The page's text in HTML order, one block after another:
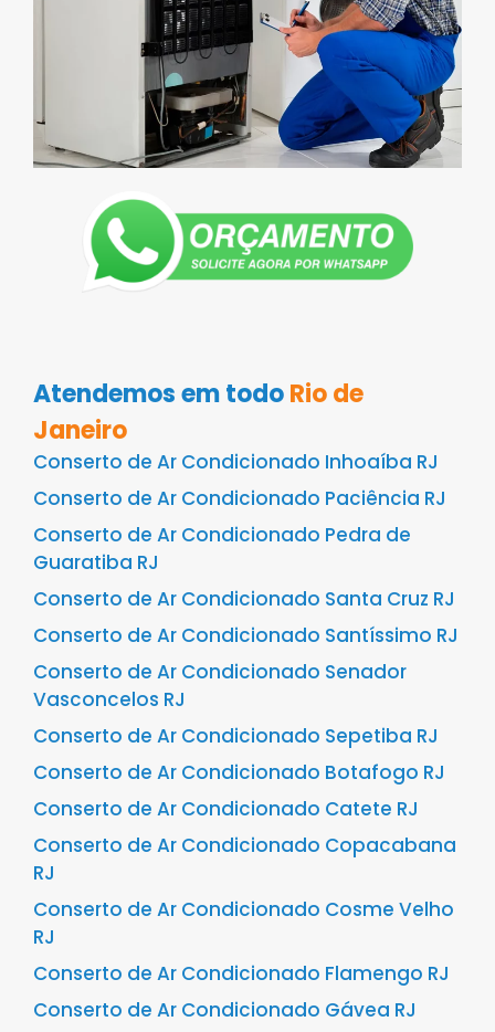
Atendemos em todoRio de
Janeiro
Conserto de Ar Condicionado Inhoaíba RJ
Conserto de Ar Condicionado Paciência RJ
Conserto de Ar Condicionado Pedra de
Guaratiba RJ
Conserto de Ar Condicionado Santa Cruz RJ
Conserto de Ar Condicionado Santíssimo RJ
Conserto de Ar Condicionado Senador
Vasconcelos RJ
Conserto de Ar Condicionado Sepetiba RJ
Conserto de Ar Condicionado Botafogo RJ
Conserto de Ar Condicionado Catete RJ
Conserto de Ar Condicionado Copacabana
RJ
Conserto de Ar Condicionado Cosme Velho
RJ
Conserto de Ar Condicionado Flamengo RJ
Conserto de Ar Condicionado Gávea RJ